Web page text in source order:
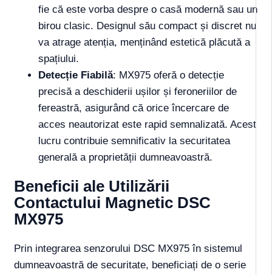
fie că este vorba despre o casă modernă sau un
birou clasic. Designul său compact și discret nu
va atrage atenția, menținând estetică plăcută a
spațiului.
Detecție Fiabilă: MX975 oferă o detecție
precisă a deschiderii ușilor și feroneriilor de
fereastră, asigurând că orice încercare de
acces neautorizat este rapid semnalizată. Acest
lucru contribuie semnificativ la securitatea
generală a proprietății dumneavoastră.
Beneficii ale Utilizării
Contactului Magnetic DSC
MX975
Prin integrarea senzorului DSC MX975 în sistemul
dumneavoastră de securitate, beneficiați de o serie